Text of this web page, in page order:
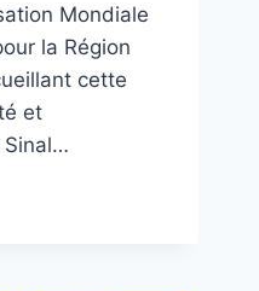
Mondiale
la Région
cette
et
Sinal…